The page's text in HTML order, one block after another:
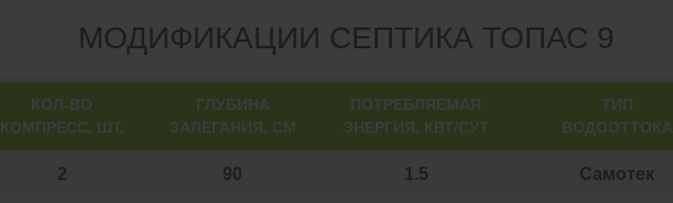
МОДИФИКАЦИИ СЕПТИКА ТОПАС 9
КОЛ-ВО
КОМПРЕСС. ШТ.
ГЛУБИНА
ЗАЛЕГАНИЯ, СМ
ПОТРЕБЛЯЕМАЯ
ЭНЕРГИЯ, КВТ/СУТ
ТИП
ВОДООТТОКА
2 90 1.5 Самотек